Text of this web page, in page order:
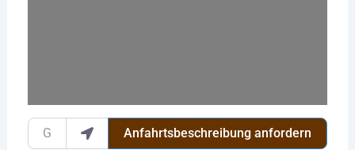
Gib deinen Standort ein.Anfahrtsbeschreibung anfordern